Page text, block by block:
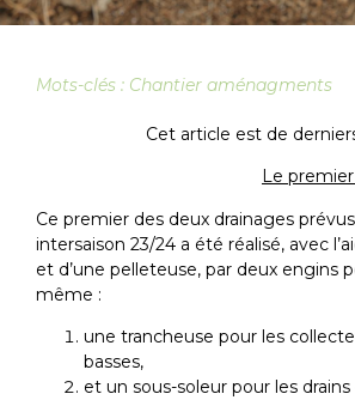
Mots-clés : Chantier aménagments
Cet article est de
Le
Ce premier des deux drainages
intersaison 23/24 a été réalisé, avec
et d’une pelleteuse, par deux engins
même :
une trancheuse pour les
basses,
et un sous-soleur pour les